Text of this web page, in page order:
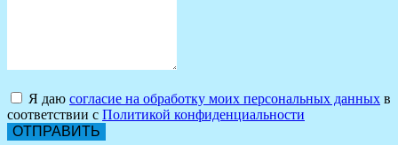
Я даю согласие на обработку моих персональных данных в
соответствии с Политикой конфиденциальности
ОТПРАВИТЬ